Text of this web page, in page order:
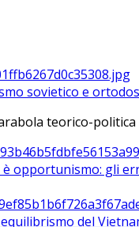
sovietico e
teorico-
opportunismo: gli
del